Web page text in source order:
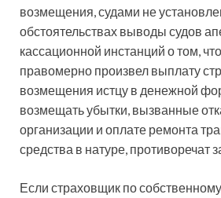
возмещения, судами не
обстоятельствах выводы судов
кассационной инстанций о том,
правомерно произвел выплату
возмещения истцу в денежной
возмещать убытки, вызванные
организации и оплате ремонта
средства в натуре, противоречат
Если страховщик по